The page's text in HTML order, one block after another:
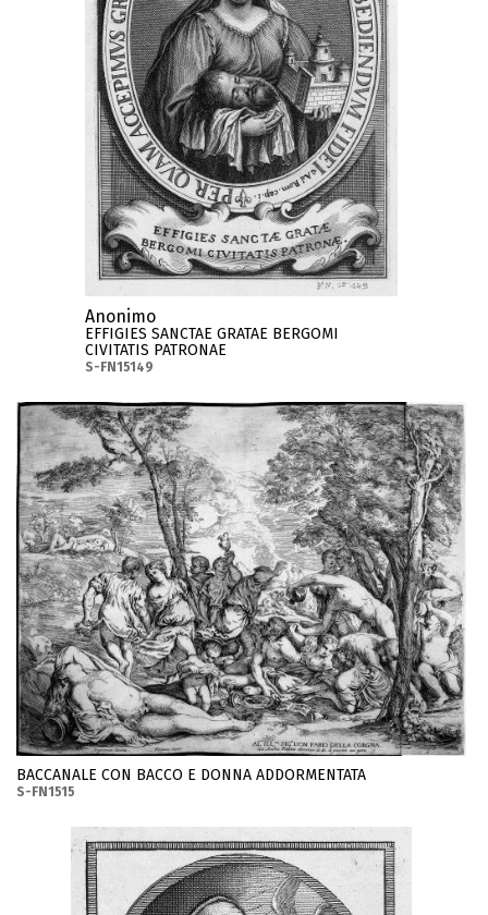
Anonimo
EFFIGIES SANCTAE GRATAE BERGOMI
CIVITATIS PATRONAE
S-FN15149
BACCANALE CON BACCO E DONNA ADDORMENTATA
S-FN1515